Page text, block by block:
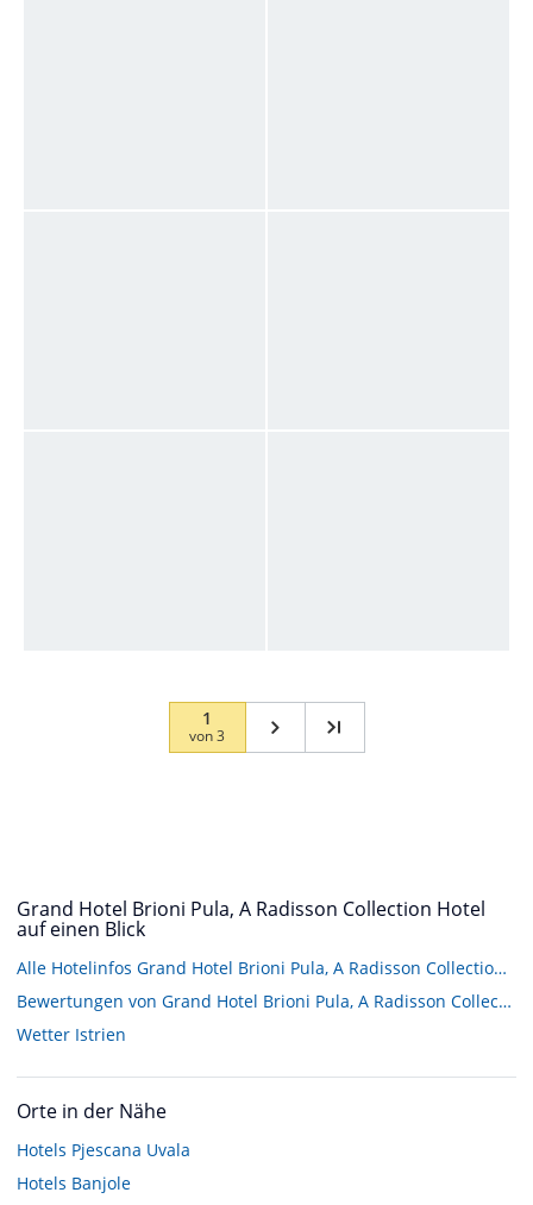
1
von3
Grand Hotel Brioni Pula, A Radisson Collection Hotel
auf einen Blick
Alle Hotelinfos Grand Hotel Brioni Pula, A Radisson Collection Hotel
Bewertungen von Grand Hotel Brioni Pula, A Radisson Collection Hotel
Wetter Istrien
Orte in der Nähe
Hotels Pjescana Uvala
Hotels Banjole